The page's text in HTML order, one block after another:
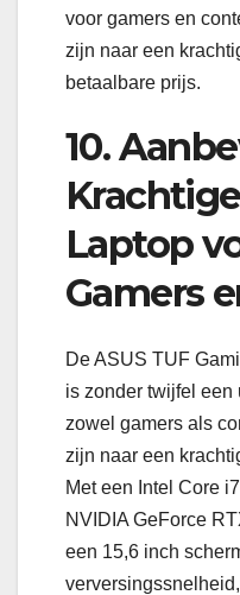
voor gamers en
zijn naar een
betaalbare prijs.
10.
Laptop
Gamers
De ASUS TUF
is zonder twijfel een
zowel gamers als
zijn naar een
Met een Intel Core
NVIDIA GeForce
een 15,6 inch